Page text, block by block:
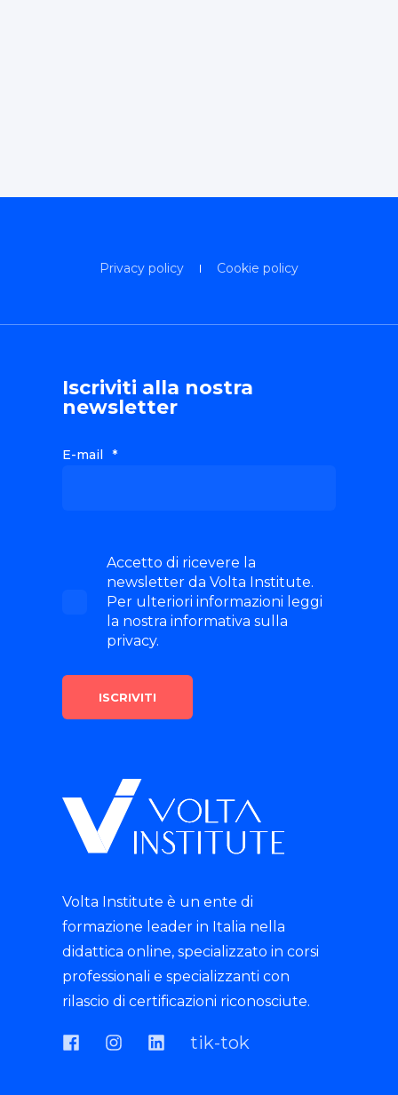
Privacy policy Cookie policy
Iscriviti alla nostra
newsletter
E-mail *
Accetto di ricevere la
newsletter da Volta Institute.
Per ulteriori informazioni leggi
la nostra informativa sulla
privacy.
Volta Institute è un ente di
formazione leader in Italia nella
didattica online, specializzato in corsi
professionali e specializzanti con
rilascio di certificazioni riconosciute.
tik-tok